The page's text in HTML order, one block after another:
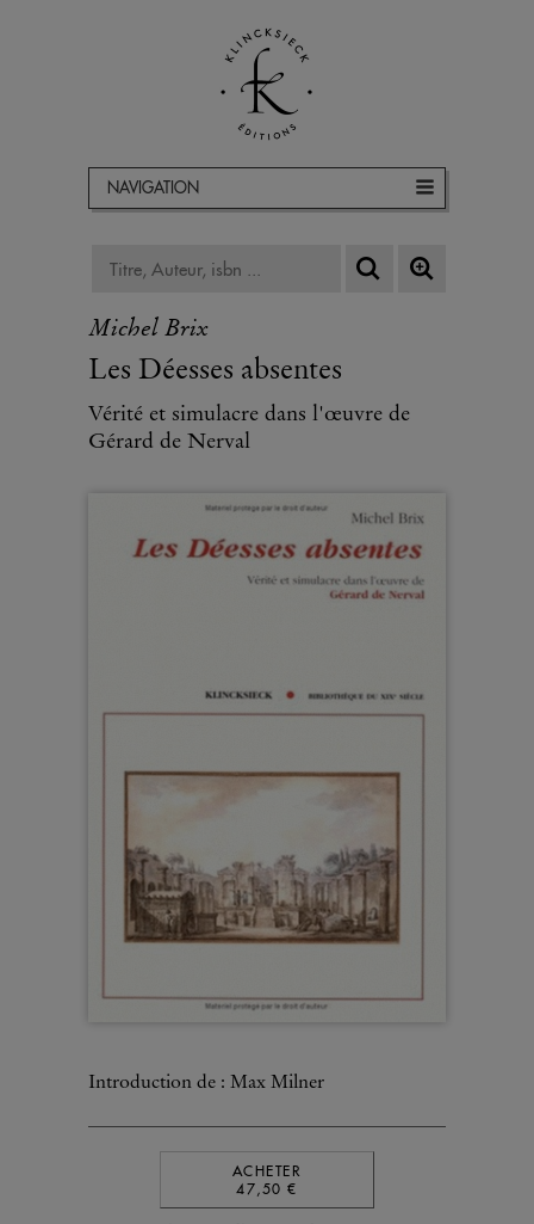
NAVIGATION
Michel Brix
Les Déesses absentes
Vérité et simulacre dans l'œuvre de
Gérard de Nerval
Introduction de : Max Milner
ACHETER
47,50 €